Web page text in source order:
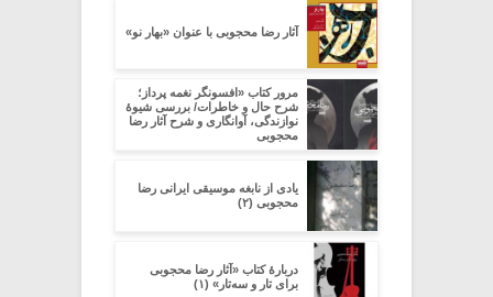
آثار رضا محجوبی با عنوان «بهارِ نو»
مرور کتاب «افسونگر نغمه پرداز؛
شرح حال و خاطرات/ بررسی شیوۀ
نوازندگی، آوانگاری و شرح آثار رضا
محجوبی
یادی از نابغه موسیقی ایرانی رضا
محجوبی (۲)
دربارۀ کتاب «آثار رضا محجوبی
برای تار و سه‌تار» (۱)